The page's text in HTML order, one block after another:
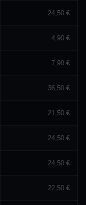
24,50 €
4,90 €
7,90 €
36,50 €
21,50 €
24,50 €
24,50 €
22,50 €